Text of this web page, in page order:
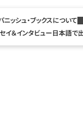
ニッシュ・ブックスについて
イ＆インタビュー日本語で